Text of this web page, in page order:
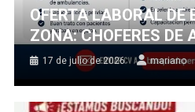
OFERTA LABORAL DE
ZONA: CHOFERES DE
17 de julio de 2026 mariano